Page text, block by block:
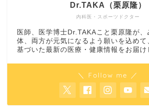
内科医・スポーツドクター
Dr.TAKA（栗原隆）
医師、医学博士Dr.TAKAこと栗原隆が、
体、両方が元気になるよう願いを込めて
基づいた最新の医療・健康情報をお届け
＼ Follow me ／